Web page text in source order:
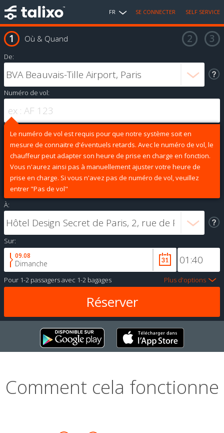
FR SE CONNECTER SELF SERVICE
Où & Quand
De:
Numéro de vol:
Le numéro de vol est requis pour que notre système soit en
mesure de connaitre d'éventuels retards. Avec le numéro de vol, le
chauffeur peut adapter son heure de prise en charge en fonction.
Vous n'aurez ainsi pas à manuellement ajuster votre heure de
prise en charge. Si vous n'avez pas de numéro de vol, veuillez
entrer "Pas de vol"
À:
Sur:
09.08
Dimanche
Pour 1-2 passagersavec 1-2 bagages Plus d'options
Comment cela fonctionne